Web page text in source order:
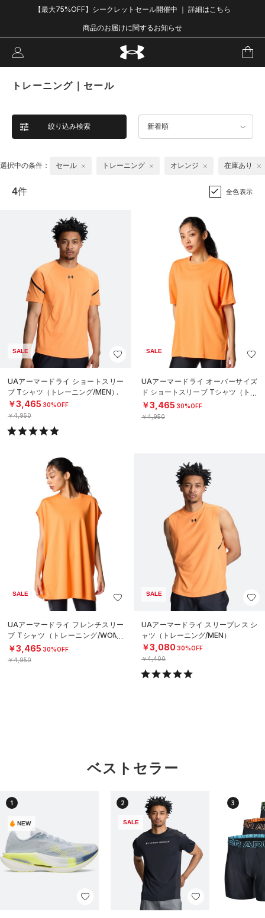
【最大75%OFF】シークレットセール開催中 ｜ 詳細はこちら
商品のお届けに関するお知らせ
トレーニング｜セール
絞り込み検索 新着順
選択中の条件： セール トレーニング オレンジ 在庫あり
4件 全色表示
SALE
UAアーマードライ ショートスリー
ブ Tシャツ（トレーニング/MEN）
￥3,465 30%OFF
￥4,950
SALE
UAアーマードライ オーバーサイズ
ド ショートスリーブ Tシャツ（トレ
ーニング/WOMEN）
￥3,465 30%OFF
￥4,950
SALE
UAアーマードライ フレンチスリー
ブ Tシャツ（トレーニング/WOME
N）
￥3,465 30%OFF
￥4,950
SALE
UAアーマードライ スリーブレス シ
ャツ（トレーニング/MEN）
￥3,080 30%OFF
￥4,400
ベストセラー
1
NEW
2
SALE
3